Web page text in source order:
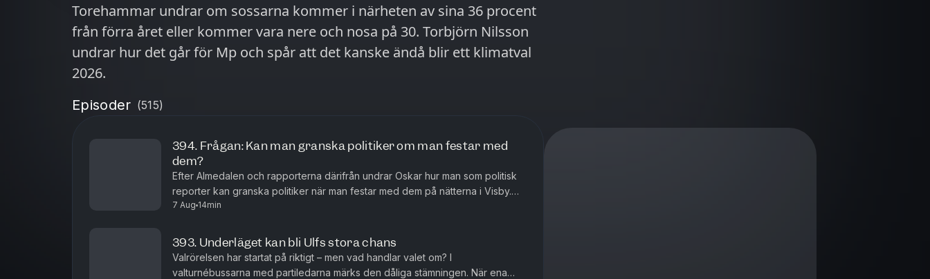
Torehammar undrar om sossarna kommer i närheten av sina 36 procent
från förra året eller kommer vara nere och nosa på 30. Torbjörn Nilsson
undrar hur det går för Mp och spår att det kanske ändå blir ett klimatval
2026.
Episoder (515)
394. Frågan: Kan man granska politiker om man festar med
dem?
Efter Almedalen och rapporterna därifrån undrar Oskar hur man som politisk
reporter kan granska politiker när man festar med dem på nätterna i Visby.
Maggie Strömberg förklarar skillnaden på en politi...
7 Aug 14min
393. Underläget kan bli Ulfs stora chans
Valrörelsen har startat på riktigt – men vad handlar valet om? I
valturnébussarna med partiledarna märks den dåliga stämningen. När ena